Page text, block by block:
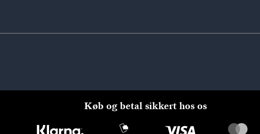
Køb og betal sikkert hos os